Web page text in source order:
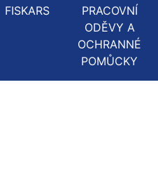
FISKARS
PRACOVNÍ
ODĚVY A
OCHRANNÉ
POMŮCKY